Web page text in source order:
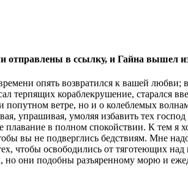
отправлены в ссылку, и Гайна вышел
опять возвратился к вашей любви;
терпящих кораблекрушение, старался
ветре, но и о колеблемых
упрашивая, умоляя избавить тех
в полном спокойствии. К тем я
вы не подверглись бедствиям. Мне
чтобы освободились от тяготеющих
но они подобны разъяренному морю и